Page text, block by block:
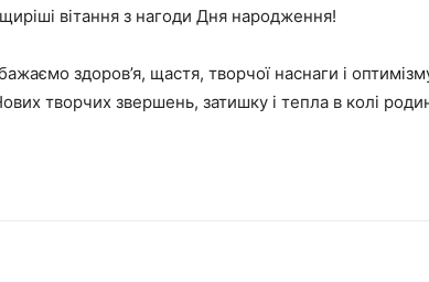
вітання з нагоди Дня народження!
здоров’я, щастя, творчої наснаги і
творчих звершень, затишку і тепла в колі